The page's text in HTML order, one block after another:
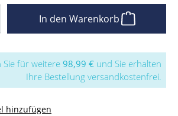
In den Warenkorb
Sie für weitere 98,99 € und Sie erhalten
Ihre Bestellung versandkostenfrei.
hinzufügen